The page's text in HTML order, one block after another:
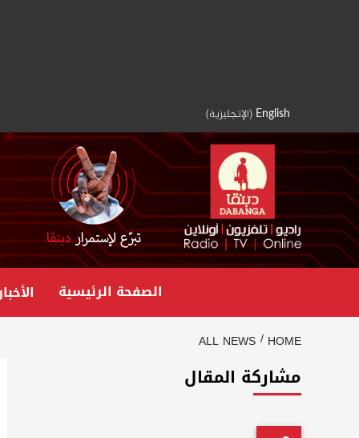
English
(الإنجليزية)
الصفحة الرئيسية
HOME
ALL NEWS
مشاركة المقال